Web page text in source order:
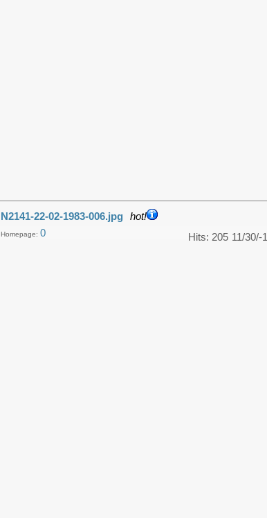
N2141-22-02-1983-006.jpg hot!
11/30/-1
Hits: 205
Homepage: 0